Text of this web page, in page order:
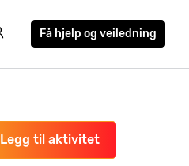
Få hjelp og veiledning
Legg til aktivitet